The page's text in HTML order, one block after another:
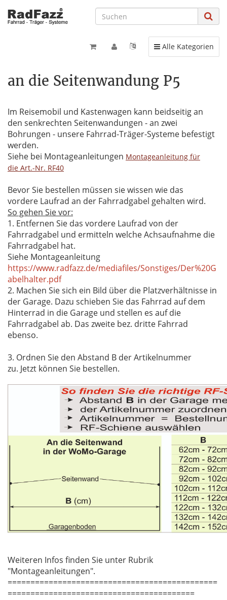
Toggle navigation
Alle Kategorien
an die Seitenwandung P5
Im Reisemobil und Kastenwagen kann beidseitig an
den senkrechten Seitenwandungen - an zwei
Bohrungen - unsere Fahrrad-Träger-Systeme befestigt
werden.
Siehe bei Montageanleitungen Montageanleitung für
die Art.-Nr. RF40
Bevor Sie bestellen müssen sie wissen wie das
vordere Laufrad an der Fahrradgabel gehalten wird.
So gehen Sie vor:
1. Entfernen Sie das vordere Laufrad von der
Fahrradgabel und ermitteln welche Achsaufnahme die
Fahrradgabel hat.
Siehe Montageanleitung
https://www.radfazz.de/mediafiles/Sonstiges/Der%20G
abelhalter.pdf
2. Machen Sie sich ein Bild über die Platzverhältnisse in
der Garage. Dazu schieben Sie das Fahrrad auf dem
Hinterrad in die Garage und stellen es auf die
Fahrradgabel ab. Das zweite bez. dritte Fahrrad
ebenso.
3. Ordnen Sie den Abstand B der Artikelnummer
zu. Jetzt können Sie bestellen.
Weiteren Infos finden Sie unter Rubrik
"Montageanleitungen".
==============================================
=========================================